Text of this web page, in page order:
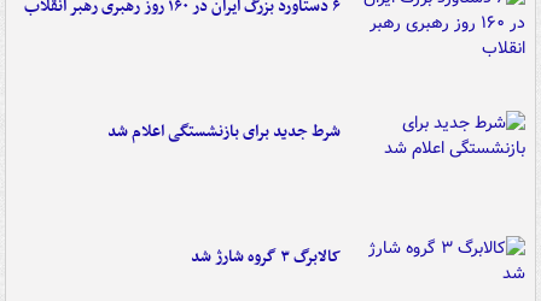
۶ دستاورد بزرگ ایران در ۱۶۰ روز رهبری رهبر انقلاب
شرط جدید برای بازنشستگی اعلام شد
کالابرگ ۳ گروه شارژ شد